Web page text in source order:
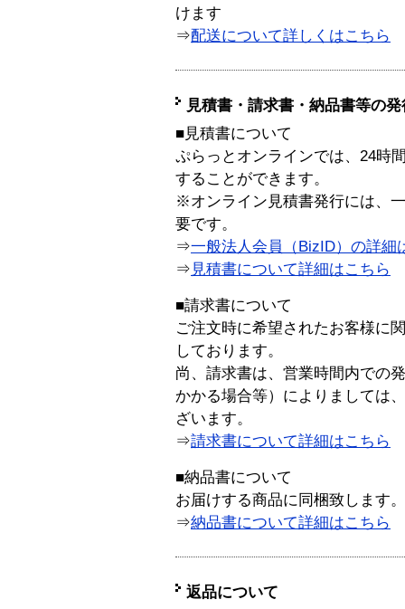
けます
⇒配送について詳しくはこちら
見積書・請求書・納品書等の
■見積書について
ぷらっとオンラインでは、24時
することができます。
※オンライン見積書発行には、
要です。
⇒一般法人会員（BizID）の詳細
⇒ 見積書について詳細はこちら
■請求書について
ご注文時に希望されたお客様に
しております。
尚、請求書は、営業時間内での
かかる場合等）によりましては
ざいます。
⇒請求書について詳細はこちら
■納品書について
お届けする商品に同梱致します。
⇒納品書について詳細はこちら
返品について